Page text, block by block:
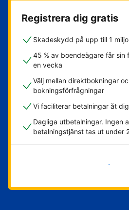
Registrera dig gratis
Skadeskydd på upp till 1
45 % av boendeägare får sin
en vecka
Välj mellan direktbokningar
bokningsförfrågningar
Vi faciliterar betalningar åt dig
Dagliga utbetalningar. Ingen
betalningstjänst tas ut under
Kom igång nu